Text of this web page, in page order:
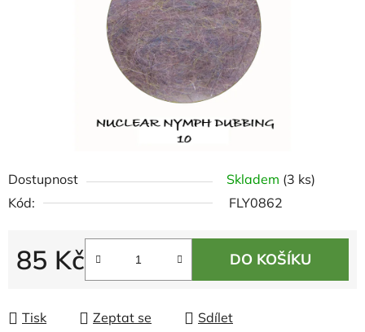
Dostupnost Skladem (3 ks)
Kód:
FLY0862
85 Kč
Měrná cena:
DO KOŠÍKU
Tisk Zeptat se Sdílet